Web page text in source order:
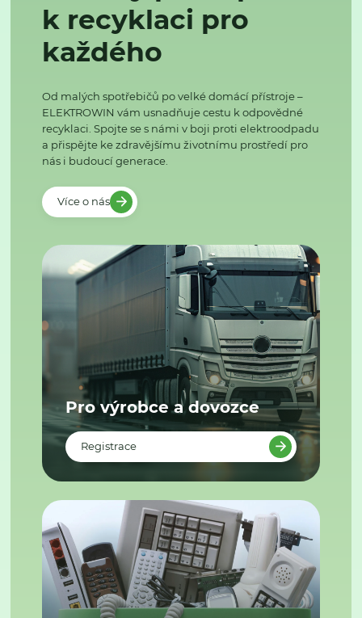
k recyklaci pro
každého
Od malých spotřebičů po velké domácí přístroje –
ELEKTROWIN vám usnadňuje cestu k odpovědné
recyklaci. Spojte se s námi v boji proti elektroodpadu
a přispějte ke zdravějšímu životnímu prostředí pro
nás i budoucí generace.
Více o nás
Pro výrobce a dovozce
Registrace